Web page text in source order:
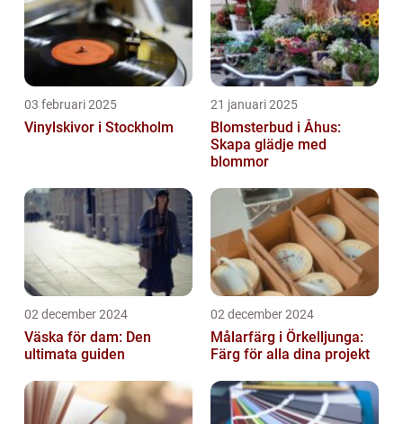
03 februari 2025
Vinylskivor i Stockholm
21 januari 2025
Blomsterbud i Åhus:
Skapa glädje med
blommor
02 december 2024
Väska för dam: Den
ultimata guiden
02 december 2024
Målarfärg i Örkelljunga:
Färg för alla dina projekt